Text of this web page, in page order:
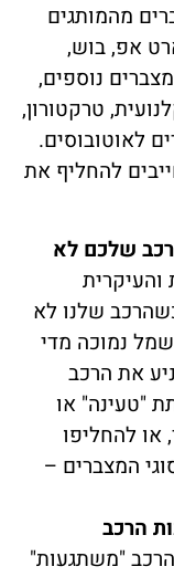
אצלנו, תמצאו כ־5 מצברים מהמותגים
אפ, בוש,
נוספים,
טרקטורון,
לאוטובוסים.
להחליף את
שלכם לא
שלנו לא
נמוכה מדי
את הרכב
"טעינה" או
להחליפו
המצברים –
הרכב
"משתגעות"